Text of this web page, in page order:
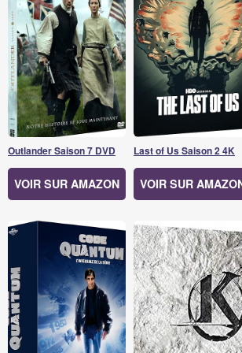
Outlander Saison 7 DVD
VOIR SUR AMAZON
Last of Us Saison 2 4K
VOIR SUR